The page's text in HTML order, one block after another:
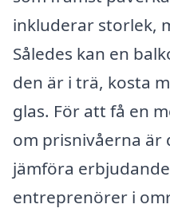
inkluderar storlek,
Således kan en
den är i trä, kosta
glas. För att få en
om prisnivåerna
jämföra
entreprenörer i